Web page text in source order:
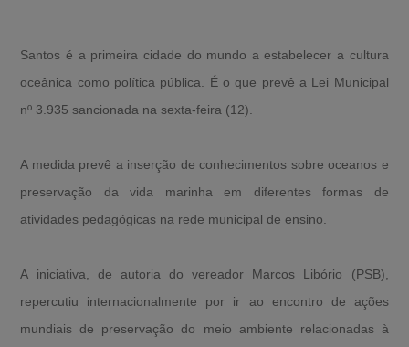
Santos é a primeira cidade do mundo a estabelecer a cultura
oceânica como política pública. É o que prevê a Lei Municipal
nº 3.935 sancionada na sexta-feira (12).
A medida prevê a inserção de conhecimentos sobre oceanos e
preservação da vida marinha em diferentes formas de
atividades pedagógicas na rede municipal de ensino.
A iniciativa, de autoria do vereador Marcos Libório (PSB),
repercutiu internacionalmente por ir ao encontro de ações
mundiais de preservação do meio ambiente relacionadas à